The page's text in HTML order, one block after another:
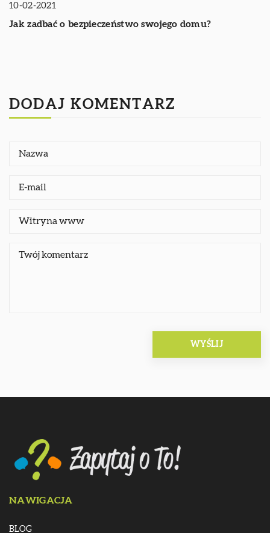
10-02-2021
Jak zadbać o bezpieczeństwo swojego domu?
DODAJ KOMENTARZ
NAWIGACJA
BLOG